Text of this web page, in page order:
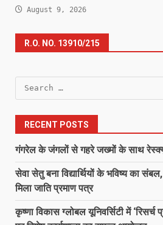
August 9, 2026
R.O. NO. 13910/215
Search
for:
RECENT POSTS
गंगरेल के जंगलों से गहरे जख्मों के साथ
सेवा सेतु बना विद्यार्थियों के भविष्य का
मिला जाति प्रमाण पत्र
कृष्णा विकास ग्लोबल यूनिवर्सिटी में